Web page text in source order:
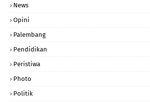
News
Opini
Palembang
Pendidikan
Peristiwa
Photo
Politik